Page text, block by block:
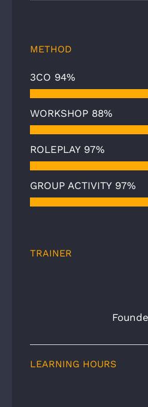
METHOD
3CO 94%
WORKSHOP 88%
ROLEPLAY 97%
GROUP ACTIVITY 97%
TRAINER
LEARNING HOURS